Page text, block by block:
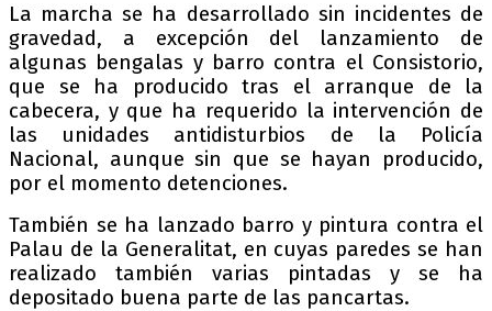
La marcha se ha desarrollado sin incidentes de
gravedad, a excepción del lanzamiento de
algunas bengalas y barro contra el Consistorio,
que se ha producido tras el arranque de la
cabecera, y que ha requerido la intervención de
las unidades antidisturbios de la Policía
Nacional, aunque sin que se hayan producido,
por el momento detenciones.
También se ha lanzado barro y pintura contra el
Palau de la Generalitat, en cuyas paredes se han
realizado también varias pintadas y se ha
depositado buena parte de las pancartas.